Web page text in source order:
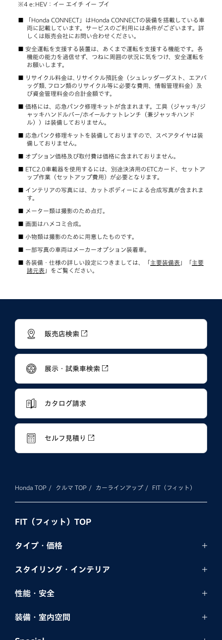
e:HEV：イー エイチ イー ブイ
「Honda CONNECT」はHonda CONNECTの装備を搭載している車
両に記載しています。サービスのご利用には条件がございます。詳
しくは販売会社にお問い合わせください。
安全運転を支援する装置は、あくまで運転を支援する機能です。各
機能の能力を過信せず、つねに周囲の状況に気をつけ、安全運転を
お願いします。
リサイクル料金は､リサイクル預託金（シュレッダーダスト、エアバ
ッグ類､フロン類のリサイクル等に必要な費用、情報管理料金）及
び資金管理料金の合計金額です。
価格には、応急パンク修理キットが含まれます。工具（ジャッキ/ジ
ャッキハンドルバー/ホイールナットレンチ（兼ジャッキハンド
ル））は装備しておりません。
応急パンク修理キットを装備しておりますので、スペアタイヤは装
備しておりません。
オプション価格及び取付費は価格に含まれておりません。
ETC2.0車載器を使用するには、別途決済用のETCカード、セットア
ップ作業（セットアップ費用）が必要となります。
インテリアの写真には、カットボディーによる合成写真が含まれま
す。
メーター類は撮影のため点灯。
画面はハメコミ合成。
小物類は撮影のために用意したものです。
一部写真の車両はメーカーオプション装着車。
各装備・仕様の詳しい設定につきましては、「主要装備表 」「主要
諸元表 」をご覧ください。
販売店検索
展示・試乗車検索
カタログ請求
セルフ見積り
Honda TOP クルマ TOP カーラインアップ FIT（フィット）
FIT（フィット）TOP
タイプ・価格
スタイリング・ インテリア
性能・安全
装備・室内空間